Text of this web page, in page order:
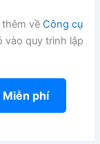
thêm vềCông cụ
vào quy trình lập
Miễn phí